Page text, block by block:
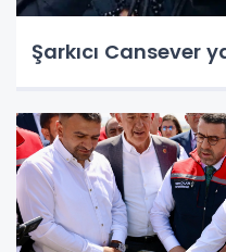
Şarkıcı Cansever